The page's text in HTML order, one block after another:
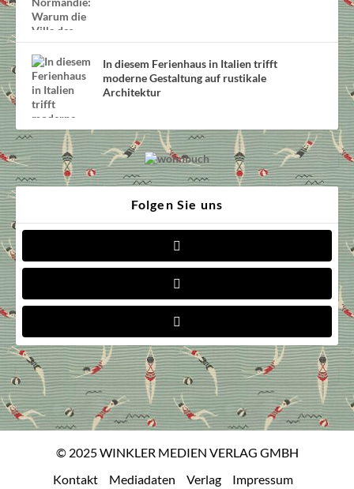
In diesem Ferienhaus in Italien trifft
moderne Gestaltung auf rustikale
Architektur
Folgen Sie uns
© 2025 WINKLER MEDIEN VERLAG GMBH
Kontakt
Mediadaten Verlag Impressum